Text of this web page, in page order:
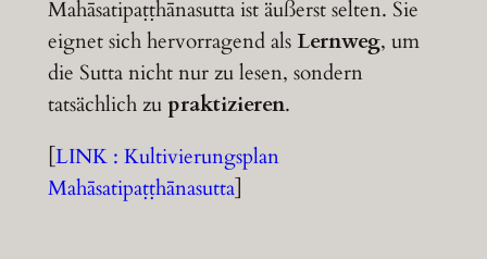
Mahāsatipaṭṭhānasutta ist äußerst selten. Sie
eignet sich hervorragend als Lernweg, um
die Sutta nicht nur zu lesen, sondern
tatsächlich zupraktizieren.
LINK : Kultivierungsplan
Mahāsatipaṭṭhānasutta]